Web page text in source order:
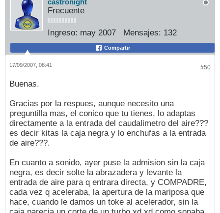
castronight
Frecuente
Ingreso: may 2007 Mensajes: 132
Compartir
#50
17/09/2007, 08:41
Buenas.
Gracias por la respues, aunque necesito una
preguntilla mas, el conico que tu tienes, lo adaptas
directamente a la entrada del caudalimetro del aire???
es decir kitas la caja negra y lo enchufas a la entrada
de aire???.
En cuanto a sonido, ayer puse la admision sin la caja
negra, es decir solte la abrazadera y levante la
entrada de aire para q entrara directa, y COMPADRE,
cada vez q aceleraba, la apertura de la mariposa que
hace, cuando le damos un toke al acelerador, sin la